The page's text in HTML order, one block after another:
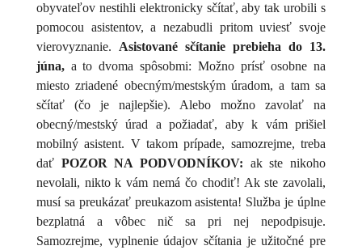
obyvateľov nestihli elektronicky sčítať, aby tak urobili s
pomocou asistentov, a nezabudli pritom uviesť svoje
vierovyznanie. Asistované sčítanie prebieha do 13.
júna, a to dvoma spôsobmi: Možno prísť osobne na
miesto zriadené obecným/mestským úradom, a tam sa
sčítať (čo je najlepšie). Alebo možno zavolať na
obecný/mestský úrad a požiadať, aby k vám prišiel
mobilný asistent. V takom prípade, samozrejme, treba
dať POZOR NA PODVODNÍKOV: ak ste nikoho
nevolali, nikto k vám nemá čo chodiť! Ak ste zavolali,
musí sa preukázať preukazom asistenta! Služba je úplne
bezplatná a vôbec nič sa pri nej nepodpisuje.
Samozrejme, vyplnenie údajov sčítania je užitočné pre